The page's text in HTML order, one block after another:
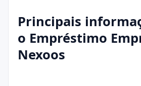
Principais
o Empréstimo
Nexoos